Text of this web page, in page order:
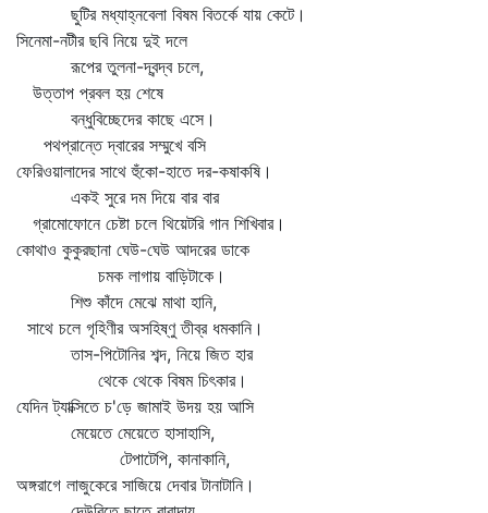
ছুটির মধ্যাহ্নবেলা বিষম বিতর্কে যায় কেটে।
সিনেমা-নটীর ছবি নিয়ে দুই দলে
রূপের তুলনা-দ্বন্দ্ব চলে,
উত্তাপ প্রবল হয় শেষে
বন্ধুবিচ্ছেদের কাছে এসে।
পথপ্রান্তে দ্বারের সম্মুখে বসি
ফেরিওয়ালাদের সাথে হুঁকো-হাতে দর-কষাকষি।
একই সুরে দম দিয়ে বার বার
গ্রামোফোনে চেষ্টা চলে থিয়েটরি গান শিখিবার।
কোথাও কুকুরছানা ঘেউ-ঘেউ আদরের ডাকে
চমক লাগায় বাড়িটাকে।
শিশু কাঁদে মেঝে মাথা হানি,
সাথে চলে গৃহিণীর অসহিষ্ণু তীব্র ধমকানি।
তাস-পিটোনির শব্দ, নিয়ে জিত হার
থেকে থেকে বিষম চিৎকার।
যেদিন ট্যাক্সিতে চ'ড়ে জামাই উদয় হয় আসি
মেয়েতে মেয়েতে হাসাহাসি,
টেপাটেপি, কানাকানি,
অঙ্গরাগে লাজুকেরে সাজিয়ে দেবার টানাটানি।